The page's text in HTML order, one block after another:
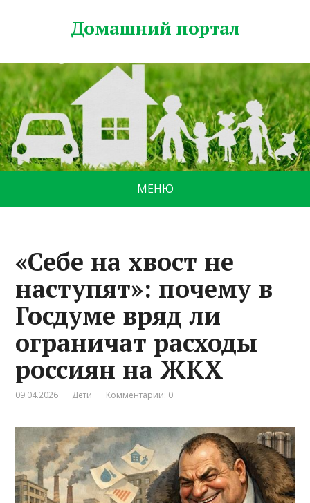
Домашний портал
МЕНЮ
«Себе на хвост не
наступят»: почему в
Госдуме вряд ли
ограничат расходы
россиян на ЖКХ
09.04.2026 Дети Комментарии: 0